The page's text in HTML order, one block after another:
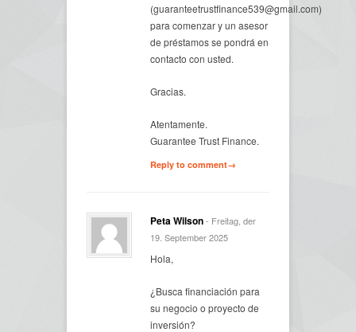
(guaranteetrustfinance539@gmail.com)
para comenzar y un asesor
de préstamos se pondrá en
contacto con usted.
Gracias.
Atentamente.
Guarantee Trust Finance.
Reply to comment→
Peta Wilson- Freitag, der
19. September 2025
Hola,
¿Busca financiación para
su negocio o proyecto de
inversión?